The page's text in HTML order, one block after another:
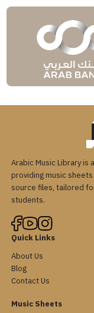
Arabic Music Library
providing music sheets
source files, tailored
students.
Quick Links
About Us
Blog
Contact Us
Music Sheets